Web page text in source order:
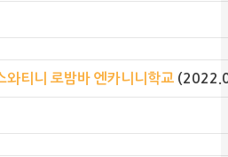
티니 로밤바 엔카니니학교